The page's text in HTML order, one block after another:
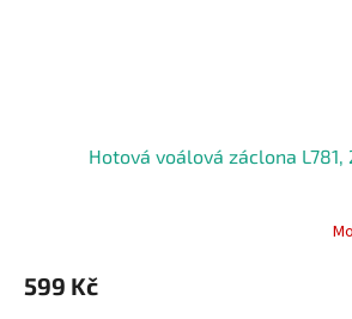
Hotová voálová záclona
599 Kč